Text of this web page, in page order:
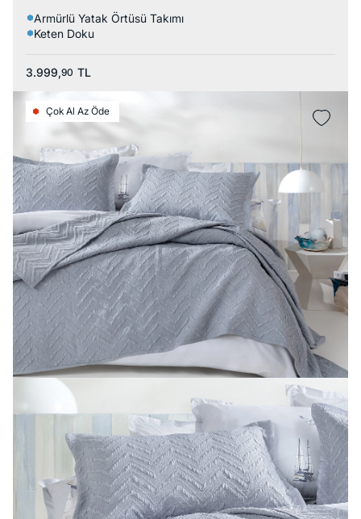
Armürlü Yatak Örtüsü Takımı
Keten Doku
3.999,90 TL
Çok Al Az Öde